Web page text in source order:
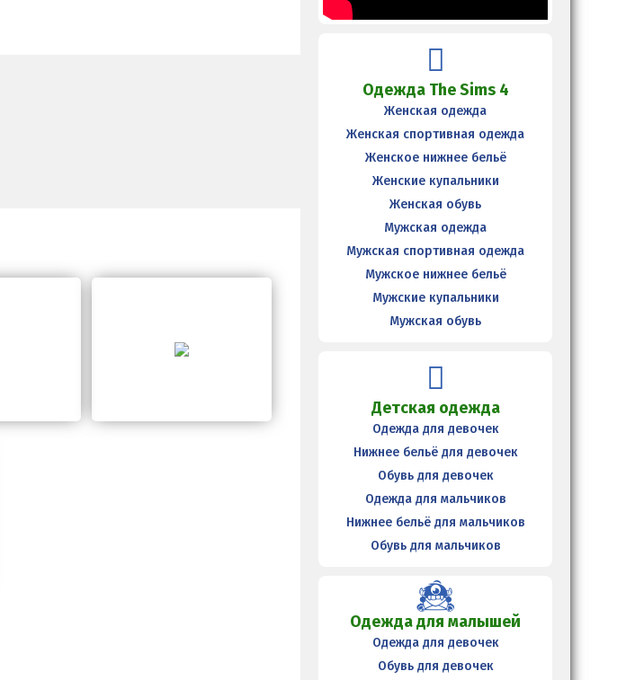
Одежда The Sims 4
Женская одежда
Женская спортивная одежда
Женское нижнее бельё
Женские купальники
Женская обувь
Мужская одежда
Мужская спортивная одежда
Мужское нижнее бельё
Мужские купальники
Мужская обувь
Детская одежда
Одежда для девочек
Нижнее бельё для девочек
Обувь для девочек
Одежда для мальчиков
Нижнее бельё для мальчиков
Обувь для мальчиков
Одежда для малышей
Одежда для девочек
Обувь для девочек